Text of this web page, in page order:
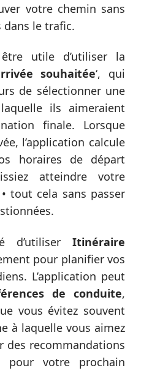
votre chemin sans
le trafic.
utile d’utiliser la
souhaitée‘, qui
de sélectionner une
ils aimeraient
finale. Lorsque
l’application calcule
horaires de départ
atteindre votre
tout cela sans passer
d’utiliser Itinéraire
pour planifier vos
L’application peut
de conduite,
vous évitez souvent
à laquelle vous aimez
des recommandations
pour votre prochain